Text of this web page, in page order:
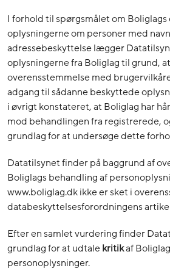
I forhold til spørgsmålet om
oplysningerne om personer med
adressebeskyttelse lægger
oplysningerne fra Boliglag til grund,
overensstemmelse med
adgang til sådanne beskyttede
i øvrigt konstateret, at Boliglag har
mod behandlingen fra registrerede,
grundlag for at undersøge dette
Datatilsynet finder på baggrund af
Boliglags behandling af
www.boliglag.dk ikke er sket i
databeskyttelsesforordningens artikel
Efter en samlet vurdering finder
grundlag for at udtalekritikaf
personoplysninger.